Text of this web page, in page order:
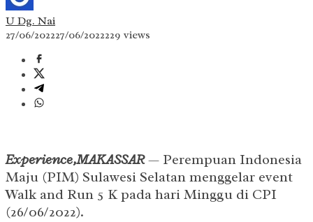
U Dg. Nai
27/06/202227/06/2022229 views
Experience,MAKASSAR— Perempuan Indonesia
Maju (PIM) Sulawesi Selatan menggelar event
Walk and Run 5 K pada hari Minggu di CPI
(26/06/2022).